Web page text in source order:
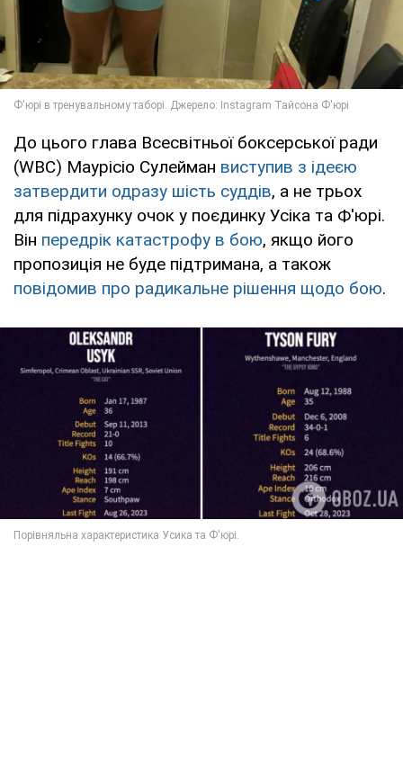
До цього глава Всесвітньої боксерської ради
(WBC) Маурісіо Сулейман виступив з ідеєю
затвердити одразу шість суддів, а не трьох
для підрахунку очок у поєдинку Усіка та Ф'юрі.
Він передрік катастрофу в бою, якщо його
пропозиція не буде підтримана, а також
повідомив про радикальне рішення щодо бою.